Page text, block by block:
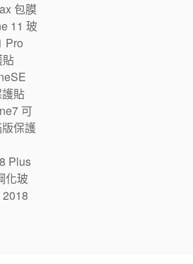
包膜
11 玻
Pro
貼
貼
可
保護
Plus
化玻